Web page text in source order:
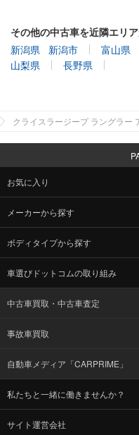
その他の中古車を近隣エリ
新潟県
新潟市 富山県
山梨県
長野県
クライスラージープ ラングラー
お気に入り
メーカーから探す
ボディタイプから探す
車選びドットコムの取り組み
中古車買取・中古車査定
事故車買取
自動車メディア「CARPRIME」
私たちと一緒に働きませんか？
サイト運営会社